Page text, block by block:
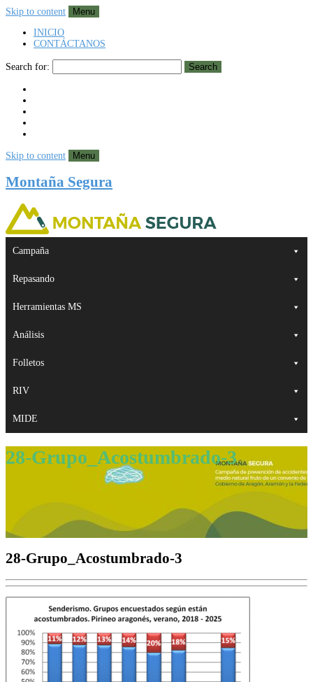
Skip to content
Menu
INICIO
CONTÁCTANOS
Search for: Search
Skip to content Menu
Montaña Segura
Campaña
Repasando
Herramientas MS
Análisis
Folletos
RIV
MIDE
28-Grupo_Acostumbrado-3
28-Grupo_Acostumbrado-3